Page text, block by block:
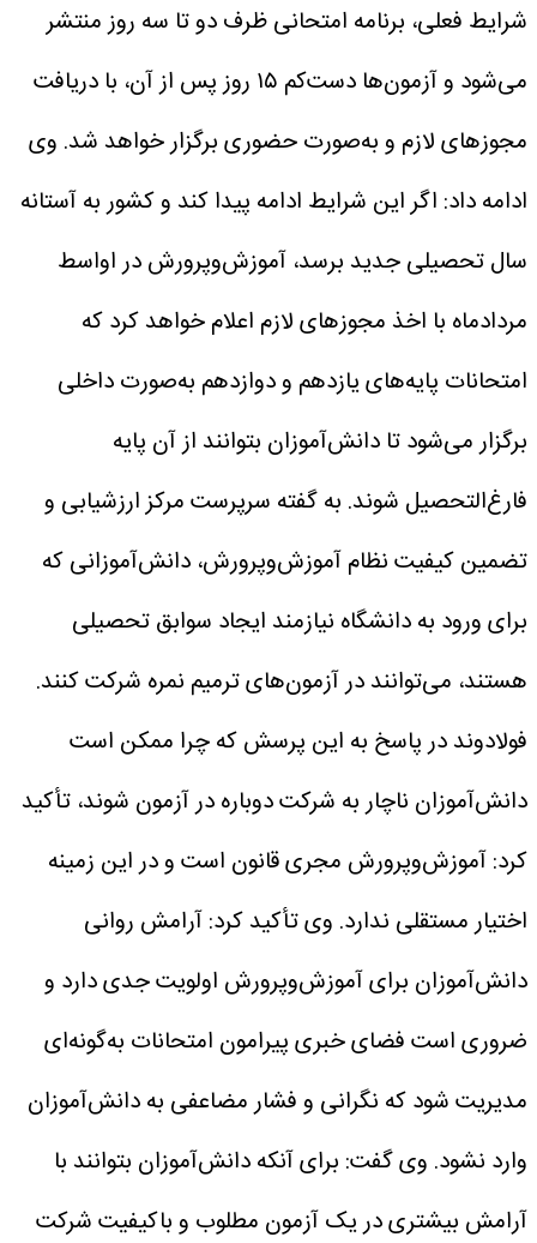
شرایط فعلی، برنامه امتحانی ظرف دو تا سه روز منتشر
می‌شود و آزمون‌ها دست‌کم ۱۵ روز پس از آن، با دریافت
مجوزهای لازم و به‌صورت حضوری برگزار خواهد شد. وی
ادامه داد: اگر این شرایط ادامه پیدا کند و کشور به آستانه
سال تحصیلی جدید برسد، آموزش‌وپرورش در اواسط
مردادماه با اخذ مجوزهای لازم اعلام خواهد کرد که
امتحانات پایه‌های یازدهم و دوازدهم به‌صورت داخلی
برگزار می‌شود تا دانش‌آموزان بتوانند از آن پایه
فارغ‌التحصیل شوند. به گفته سرپرست مرکز ارزشیابی و
تضمین کیفیت نظام آموزش‌وپرورش، دانش‌آموزانی که
برای ورود به دانشگاه نیازمند ایجاد سوابق تحصیلی
هستند، می‌توانند در آزمون‌های ترمیم نمره شرکت کنند.
فولادوند در پاسخ به این پرسش که چرا ممکن است
دانش‌آموزان ناچار به شرکت دوباره در آزمون شوند، تأکید
کرد: آموزش‌وپرورش مجری قانون است و در این زمینه
اختیار مستقلی ندارد. وی تأکید کرد: آرامش روانی
دانش‌آموزان برای آموزش‌وپرورش اولویت جدی دارد و
ضروری است فضای خبری پیرامون امتحانات به‌گونه‌ای
مدیریت شود که نگرانی و فشار مضاعفی به دانش‌آموزان
وارد نشود. وی گفت: برای آنکه دانش‌آموزان بتوانند با
آرامش بیشتری در یک آزمون مطلوب و باکیفیت شرکت